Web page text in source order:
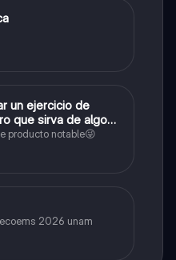
un ejercicio de
que sirva de algo💕
producto notable😜
2026 unam